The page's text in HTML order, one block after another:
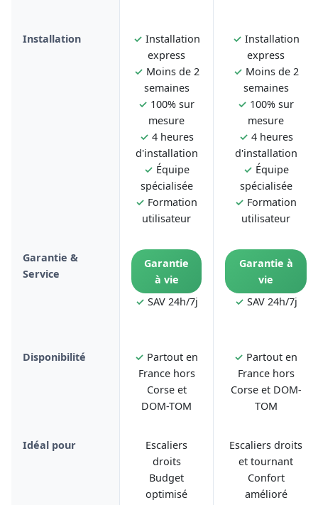
Installation ✓ Installation
express
✓ Moins de 2
semaines
✓ 100% sur
mesure
✓ 4 heures
d'installation
✓ Équipe
spécialisée
✓ Formation
utilisateur
✓ Installation
express
✓ Moins de 2
semaines
✓ 100% sur
mesure
✓ 4 heures
d'installation
✓ Équipe
spécialisée
✓ Formation
utilisateur
Garantie &
Service
Garantie
à vie
✓ SAV 24h/7j
Garantie à
vie
✓ SAV 24h/7j
Disponibilité ✓ Partout en
France hors
Corse et
DOM-TOM
✓ Partout en
France hors
Corse et DOM-
TOM
Idéal pour
Escaliers
droits
Budget
optimisé
Escaliers droits
et tournant
Confort
amélioré